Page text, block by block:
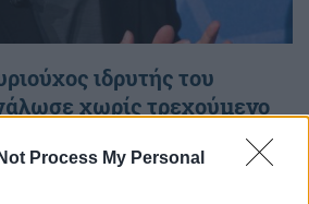
Process My Personal
ιδρυτής του
χωρίς τρεχούμενο